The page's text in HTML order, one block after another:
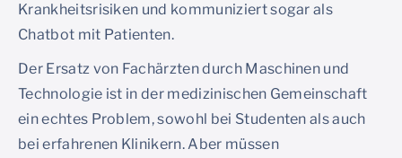
Krankheitsrisiken und kommuniziert sogar als
Chatbot mit Patienten.
Der Ersatz von Fachärzten durch Maschinen und
Technologie ist in der medizinischen Gemeinschaft
ein echtes Problem, sowohl bei Studenten als auch
bei erfahrenen Klinikern. Aber müssen